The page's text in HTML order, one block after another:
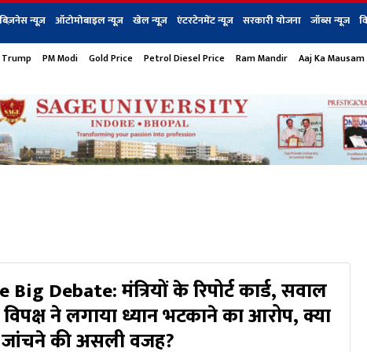
बिज़नेस न्यूज़ ऑटोमोबाइल न्यूज़ खेल न्यूज़ एंटरटेनमेंट न्यूज़ सरकारी योजना जॉब्स न्यूज
बिज़नेस टेक न्यूज धर्म ऑटोमोबाइल एंटरटेनमेंट
PM Modi Gold Price Petrol Diesel Price Ram Mandir Aaj Ka Mausam
Debate: मंत्रियों के रिपोर्ट कार्ड, सवाल
विपक्ष ने लगाया ध्यान भटकाने का आरोप, क्या
जांचने की असली वजह?